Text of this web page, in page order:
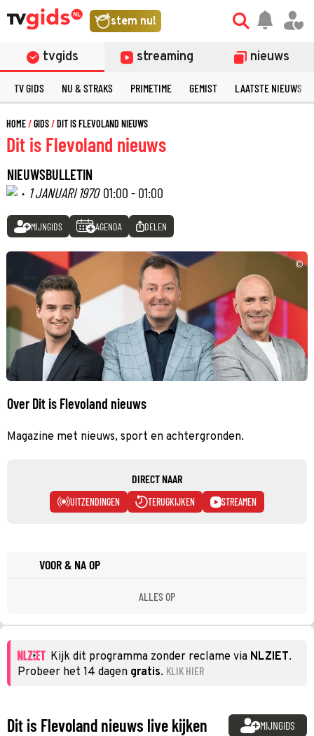
stem nu!
tvgids streaming nieuws
TV GIDS NU & STRAKS PRIMETIME GEMIST LAATSTE NIEUWS
HOME GIDS DIT IS FLEVOLAND NIEUWS
Dit is Flevoland nieuws
NIEUWSBULLETIN
· 1 JANUARI 1970 01:00 - 01:00
MIJNGIDS AGENDA DELEN
©
Over Dit is Flevoland nieuws
Magazine met nieuws, sport en achtergronden.
DIRECT NAAR
UITZENDINGEN TERUGKIJKEN STREAMEN
VOOR & NA OP
ALLES OP
Kijk dit programma zonder reclame via NLZIET.
Probeer het 14 dagen gratis. KLIK HIER
Dit is Flevoland nieuws live kijken MIJNGIDS